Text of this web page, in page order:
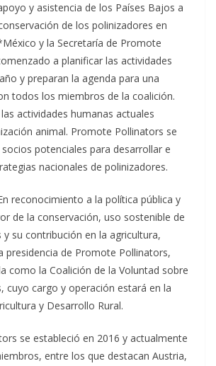
y asistencia de los Países Bajos a
de los polinizadores en
y la Secretaría de Promote
a planificar las actividades
y preparan la agenda para una
todos los miembros de la coalición.
actividades humanas actuales
animal. Promote Pollinators se
potenciales para desarrollar e
nacionales de polinizadores.
reconocimiento a la política pública y
de la conservación, uso sostenible de
su contribución en la agricultura,
presidencia de Promote Pollinators,
como la Coalición de la Voluntad sobre
cuyo cargo y operación estará en la
y Desarrollo Rural.
se estableció en 2016 y actualmente
entre los que destacan Austria,